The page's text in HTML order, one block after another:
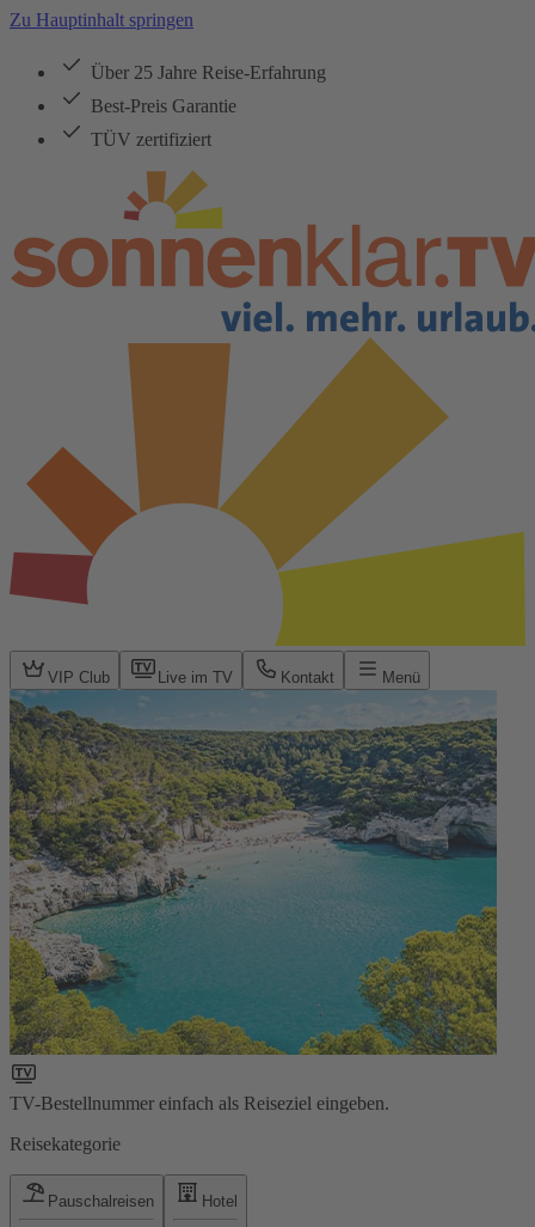
Zu Hauptinhalt springen
Über 25 Jahre Reise-Erfahrung
Best-Preis Garantie
TÜV zertifiziert
VIP Club Live im TV Kontakt Menü
TV-Bestellnummer einfach als Reiseziel eingeben.
Reisekategorie
Pauschalreisen Hotel